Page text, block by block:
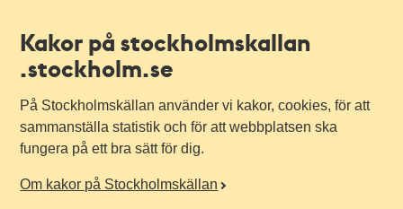
Kakor på stockholmskallan
.stockholm.se
På Stockholmskällan använder vi kakor, cookies, för att
sammanställa statistik och för att webbplatsen ska
fungera på ett bra sätt för dig.
Om kakor på Stockholmskällan